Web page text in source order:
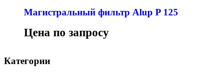
Магистральный фильтр Alup P 125
Цена по запросу
Категории